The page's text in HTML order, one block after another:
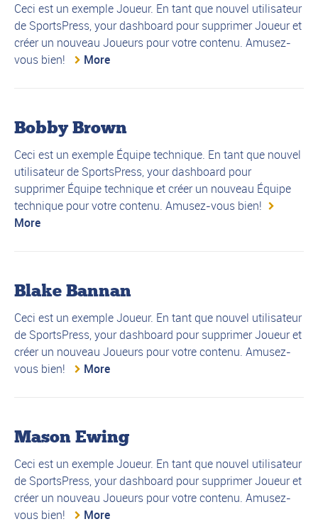
Ceci est un exemple Joueur. En tant que nouvel utilisateur
de SportsPress, your dashboard pour supprimer Joueur et
créer un nouveau Joueurs pour votre contenu. Amusez-
vous bien!
More
Bobby Brown
Ceci est un exemple Équipe technique. En tant que nouvel
utilisateur de SportsPress, your dashboard pour
supprimer Équipe technique et créer un nouveau Équipe
technique pour votre contenu. Amusez-vous bien!
More
Blake Bannan
Ceci est un exemple Joueur. En tant que nouvel utilisateur
de SportsPress, your dashboard pour supprimer Joueur et
créer un nouveau Joueurs pour votre contenu. Amusez-
vous bien!
More
Mason Ewing
Ceci est un exemple Joueur. En tant que nouvel utilisateur
de SportsPress, your dashboard pour supprimer Joueur et
créer un nouveau Joueurs pour votre contenu. Amusez-
vous bien!
More